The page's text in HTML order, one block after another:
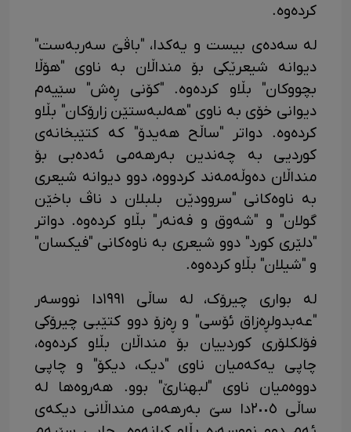
کردەوە.
لە سەدەی بیست و یەکدا، "باڤێ سەربەست"
دیوانە شیعرێکی بۆ منداڵان بە ناوی "هۆڵا
بچووکان" بڵاو کردەوە. "کۆنی ڕەش" سێیەم
دیوانی خۆی بە ناوی "هەلبەستێن زارۆکان" بڵاو
کردەوە. دواتر "ساڵح هەیدۆ" کە کتێبخانەی
کوردیی بە چەندین بەرهەمی ئەدەبی بۆ
منداڵان دەوڵەمەند کردووە، دوو دیوانە شیعری
بە ناوەکانی "سروودێن بلبلان د ناڤ باخێن
گولان" و "شەوق و فەنەر" بڵاو کردەوە. دواتر
"دلێری کورد" دوو شیعری بە ناوەکانی "فیکسان"
و "شیلان" بڵاو کردەوە.
لە بواری چیرۆک، لە ساڵی ١٩٩١دا نووسەر
"عەبدولڕەزاق ئۆسی" و ڕەزۆ دوو کتێبی چیرۆکی
فۆلکلۆری کوردییان بۆ منداڵان بڵاو کردەوە،
چاپی یەکەمیان ناوی "دیک، دیکۆ" و چاپی
دووەمیان ناوی "لبهنارێ" بوو. هەروەها لە
ساڵی ٢٠٠٥دا سێ بەرهەمی منداڵانی دیکەی